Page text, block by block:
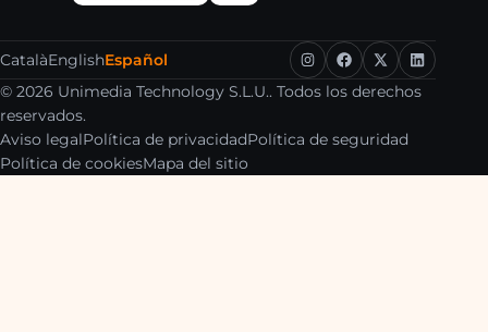
CatalàEnglishEspañol
© 2026 Unimedia Technology S.L.U.. Todos los derechos
reservados.
Aviso legalPolítica de privacidadPolítica de seguridad
Política de cookiesMapa del sitio